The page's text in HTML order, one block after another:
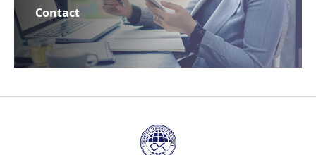
Contact